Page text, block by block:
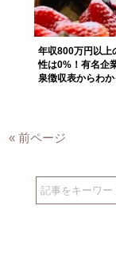
年収800万円以上
性は0%！有名企
泉徴収表からわ
« 前ページ